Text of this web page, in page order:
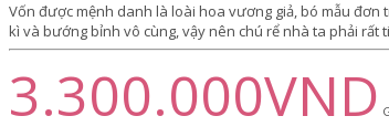
Vốn được mệnh danh là loài hoa vương giả, bó mẫu
kì và bướng bỉnh vô cùng, vậy nên chú rể nhà ta phải rất
3.300.000VND